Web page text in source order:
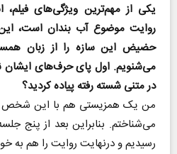
یکی از مهم‌ترین ویژگی‌های فیلم،
روایت موضوع آب بندان است،
حضیض این سازه را از زبان
می‌شنویم. اول پای حرف‌های ایشان
در متنی شسته رفته پیاده کردید؟
من یک همزیستی هم با این شخص
می‌شناختم. بنابراین بعد از پنج
رسیدیم و درنهایت روایت را هم به